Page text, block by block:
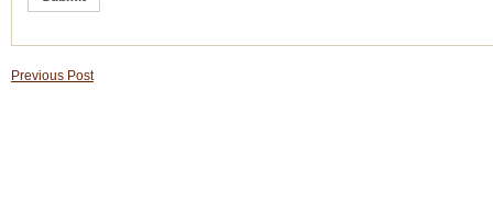
Previous Post